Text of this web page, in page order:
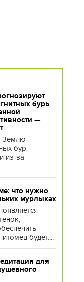
бурь
—
Землю
бур
из-за
что нужно
мурлыках
будет....
для